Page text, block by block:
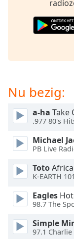
cancel
the
Text
Color
Opacity
Text
Background
Nu bezig:
a-ha Take
.977 80's
Michael
PB Live
TotoAfrica
K-EARTH 101
Eagles
98.7 The
Simple
97.1 Charlie